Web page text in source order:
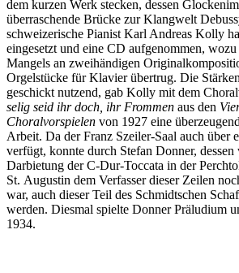
dem kurzen Werk stecken, dessen
überraschende Brücke zur Klangwelt
schweizerische Pianist Karl Andreas Kolly
eingesetzt und eine CD aufgenommen,
Mangels an zweihändigen
Orgelstücke für Klavier übertrug. Die
geschickt nutzend, gab Kolly mit dem
selig seid ihr doch, ihr Frommen aus den
Choralvorspielen von 1927 eine
Arbeit. Da der Franz Szeiler-Saal auch über
verfügt, konnte durch Stefan Donner, dessen
Darbietung der C-Dur-Toccata in der
St. Augustin dem Verfasser dieser Zeilen
war, auch dieser Teil des Schmidtschen
werden. Diesmal spielte Donner Präludium
1934.